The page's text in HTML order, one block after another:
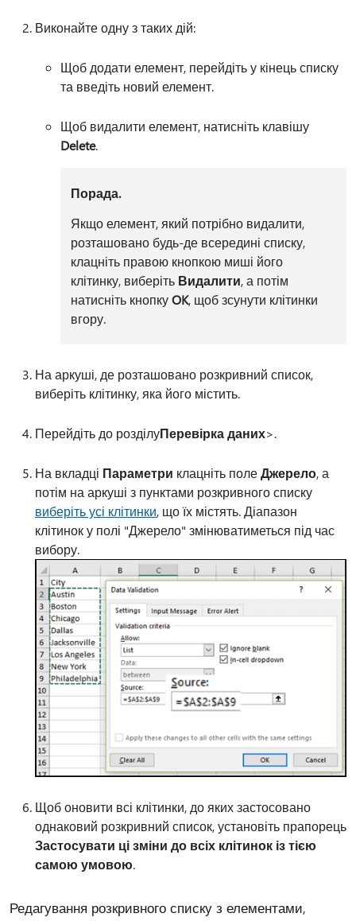
Виконайте одну з таких дій:
Щоб додати елемент, перейдіть у кінець списку
та введіть новий елемент.
Щоб видалити елемент, натисніть клавішу
Delete.
Порада.
Якщо елемент, який потрібно видалити,
розташовано будь-де всередині списку,
клацніть правою кнопкою миші його
клітинку, виберіть Видалити, а потім
натисніть кнопкуOK, щоб зсунути клітинки
вгору.
На аркуші, де розташовано розкривний список,
виберіть клітинку, яка його містить.
Перейдіть до розділуПеревірка даних>.
На вкладці Параметри клацніть полеДжерело, а
потім на аркуші з пунктами розкривного списку
виберіть усі клітинки, що їх містять. Діапазон
клітинок у полі "Джерело" змінюватиметься під час
вибору.
Щоб оновити всі клітинки, до яких застосовано
однаковий розкривний список, установіть прапорець
Застосувати ці зміни до всіх клітинок із тією
самою умовою.
Редагування розкривного списку з елементами,